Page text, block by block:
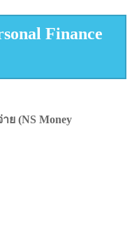
Finance
ย (NS Money